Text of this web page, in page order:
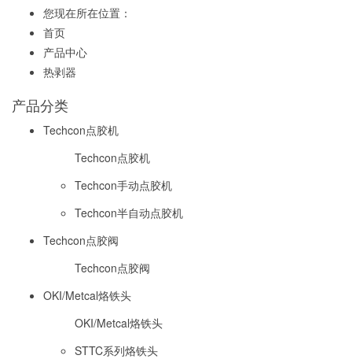
您现在所在位置：
首页
产品中心
热剥器
产品分类
Techcon点胶机
Techcon点胶机
Techcon手动点胶机
Techcon半自动点胶机
Techcon点胶阀
Techcon点胶阀
OKI/Metcal烙铁头
OKI/Metcal烙铁头
STTC系列烙铁头